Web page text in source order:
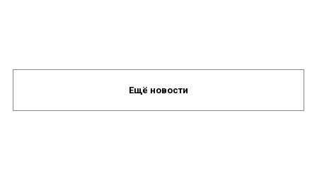
Ещё новости